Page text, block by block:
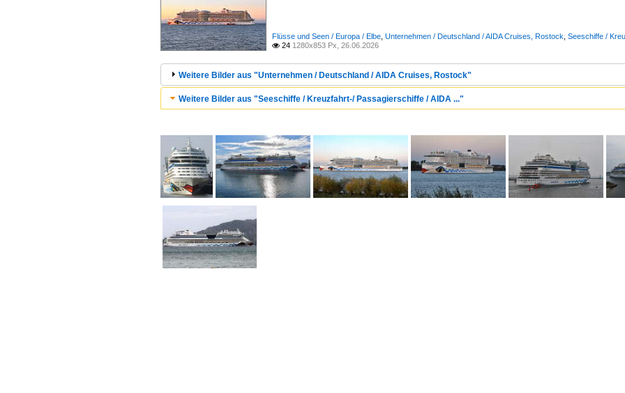
Flüsse und Seen / Europa / Elbe Unternehmen / Deutschland / AIDA Cruises, Rostock Seeschiffe /
 24 1280x853 Px, 26.06.2026
Weitere Bilder aus "Unternehmen / Deutschland / AIDA Cruises, Rostock"
Weitere Bilder aus "Seeschiffe / Kreuzfahrt-/ Passagierschiffe / AIDA ..."